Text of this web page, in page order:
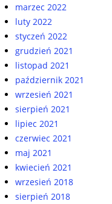
marzec 2022
luty 2022
styczeń 2022
grudzień 2021
listopad 2021
październik 2021
wrzesień 2021
sierpień 2021
lipiec 2021
czerwiec 2021
maj 2021
kwiecień 2021
wrzesień 2018
sierpień 2018